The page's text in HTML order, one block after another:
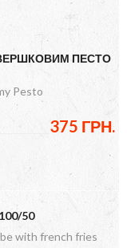
ПЕСТО
Pesto
375 ГРН.
50
with french fries